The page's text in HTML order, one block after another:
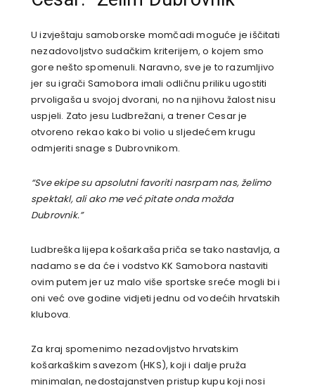
U izvještaju samoborske momčadi moguće je iščitati
nezadovoljstvo sudačkim kriterijem, o kojem smo
gore nešto spomenuli. Naravno, sve je to razumljivo
jer su igrači Samobora imali odličnu priliku ugostiti
prvoligaša u svojoj dvorani, no na njihovu žalost nisu
uspjeli. Zato jesu Ludbrežani, a trener Cesar je
otvoreno rekao kako bi volio u sljedećem krugu
odmjeriti snage s Dubrovnikom.
“Sve ekipe su apsolutni favoriti nasrpam nas, želimo
spektakl, ali ako me već pitate onda možda
Dubrovnik.”
Ludbreška lijepa košarkaša priča se tako nastavlja, a
nadamo se da će i vodstvo KK Samobora nastaviti
ovim putem jer uz malo više sportske sreće mogli bi i
oni već ove godine vidjeti jednu od vodećih hrvatskih
klubova.
Za kraj spomenimo nezadovljstvo hrvatskim
košarkaškim savezom (HKS), koji i dalje pruža
minimalan, nedostajanstven pristup kupu koji nosi